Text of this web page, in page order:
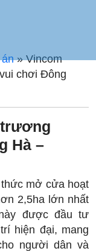
»Vincom
chơi Đông
Hà –
mở cửa hoạt
2,5ha lớn nhất
được đầu tư
hiện đại, mang
người dân và